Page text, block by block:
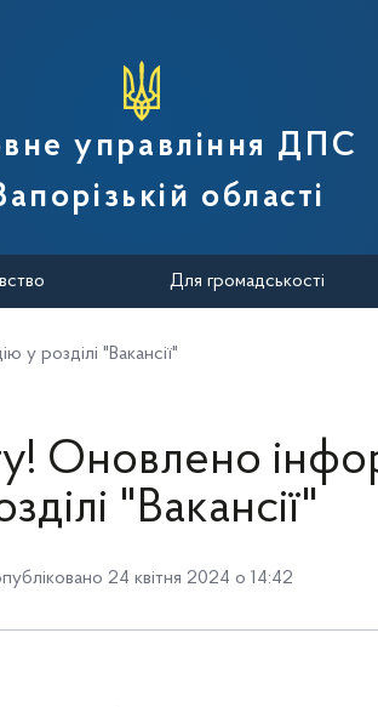
служби
управління ДПС
області
Для громадськості
у розділі "Вакансії"
Оновлено
"Вакансії"
24 квітня 2024 о 14:42